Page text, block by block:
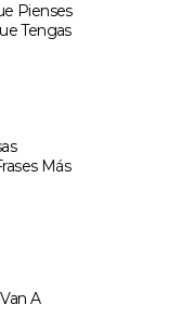
Pienses
Tengas
Más
A